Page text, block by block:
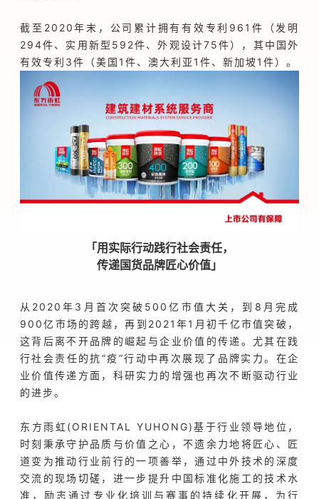
截至2020年末，公司累计拥有有效专利961件（发明
294件、实用新型592件、外观设计75件），其中国外
有效专利3件（美国1件、澳大利亚1件、新加坡1件）。
「用实际行动践行社会责任，
传递国货品牌匠心价值」
从2020年3月首次突破500亿市值大关，到8月完成
900亿市场的跨越，再到2021年1月初千亿市值突破，
这背后离不开品牌的崛起与企业价值的传递。尤其在践
行社会责任的抗“疫”行动中再次展现了品牌实力。在企
业价值传递方面，科研实力的增强也再次不断驱动行业
的进步。
东方雨虹(ORIENTAL YUHONG)基于行业领导地位，
时刻秉承守护品质与价值之心，不遗余力地将匠心、匠
道变为推动行业前行的一项善举，通过中外技术的深度
交流的现场切磋，进一步提升中国标准化施工的技术水
准，励志通过专业化培训与赛事的持续化开展，为行